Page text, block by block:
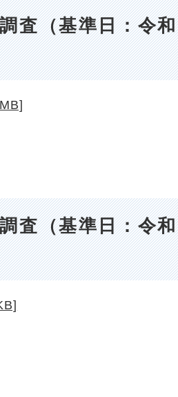
査（基準日：令和
査（基準日：令和